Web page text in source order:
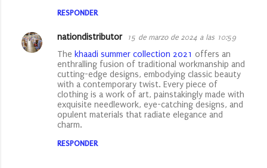
a
RESPONDER
nationdistributor 15 de marzo de 2024 a las 10:59
The khaadi summer collection 2021 offers an
enthralling fusion of traditional workmanship and
cutting-edge designs, embodying classic beauty
with a contemporary twist. Every piece of
clothing is a work of art, painstakingly made with
exquisite needlework, eye-catching designs, and
opulent materials that radiate elegance and
charm.
RESPONDER